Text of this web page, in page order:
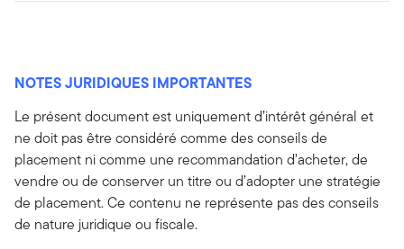
NOTES JURIDIQUES IMPORTANTES
Le présent document est uniquement d’intérêt général et
ne doit pas être considéré comme des conseils de
placement ni comme une recommandation d’acheter, de
vendre ou de conserver un titre ou d’adopter une stratégie
de placement. Ce contenu ne représente pas des conseils
de nature juridique ou fiscale.